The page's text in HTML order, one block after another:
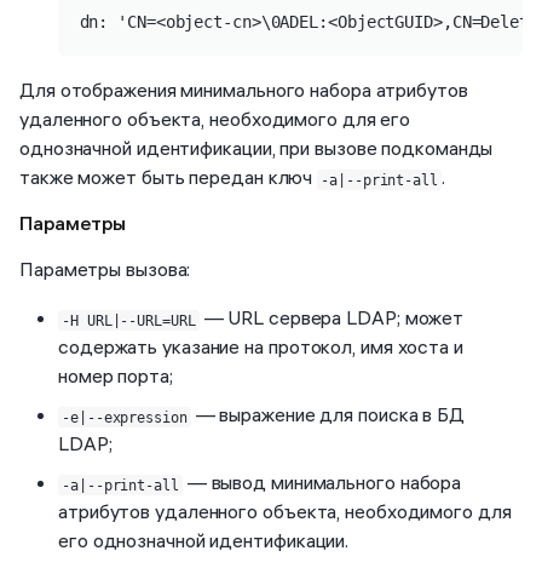
dn: 'CN=<object-
Для отображения минимального набора атрибутов
удаленного объекта, необходимого для его
однозначной идентификации, при вызове подкоманды
также может быть передан ключ
-a|--print-all .
Параметры
Параметры вызова:
-H URL|--URL=URL
— URL сервера LDAP; может
содержать указание на протокол, имя хоста и
номер порта;
-e|--expression — выражение для поиска в БД
LDAP;
-a|--print-all
— вывод минимального набора
атрибутов удаленного объекта, необходимого для
его однозначной идентификации.